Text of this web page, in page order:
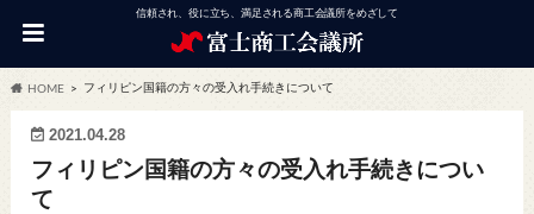
信頼され、役に立ち、満足される商工会議所をめざして
HOME フィリピン国籍の方々の受入れ手続きについて
2021.04.28
フィリピン国籍の方々の受入れ手続きについ
て